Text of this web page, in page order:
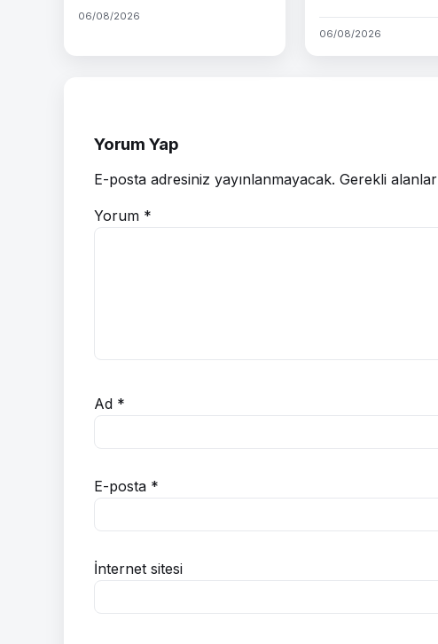
06/08/2026
06/08/2026
Yorum Yap
E-posta adresiniz yayınlanmayacak. Gerekli alanlar
Yorum *
Ad *
E-posta *
İnternet sitesi